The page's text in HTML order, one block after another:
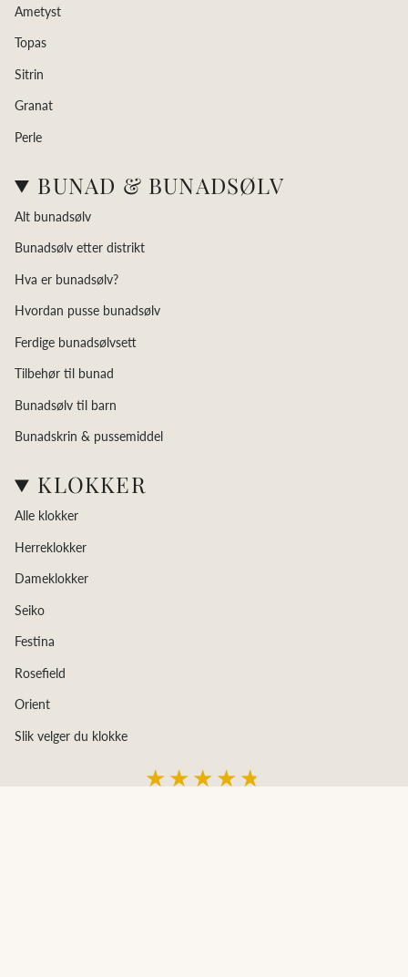
Ametyst
Topas
Sitrin
Granat
Perle
BUNAD & BUNADSØLV
Alt bunadsølv
Bunadsølv etter distrikt
Hva er bunadsølv?
Hvordan pusse bunadsølv
Ferdige bunadsølvsett
Tilbehør til bunad
Bunadsølv til barn
Bunadskrin & pussemiddel
KLOKKER
Alle klokker
Herreklokker
Dameklokker
Seiko
Festina
Rosefield
Orient
Slik velger du klokke